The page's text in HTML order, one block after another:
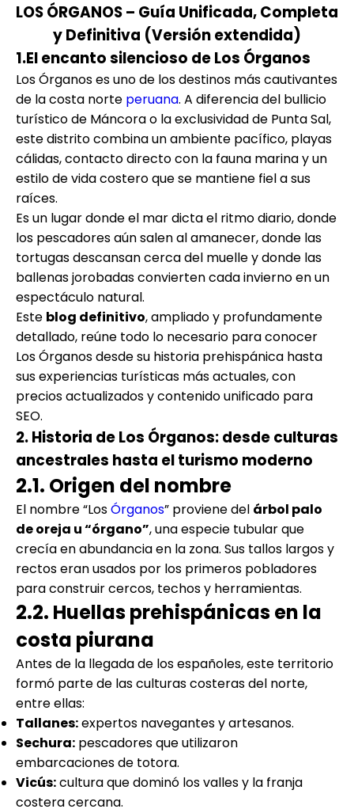
LOS ÓRGANOS – Guía Unificada, Completa
y Definitiva (Versión extendida)
1.El encanto silencioso de Los Órganos
Los Órganos es uno de los destinos más cautivantes
de la costa norte peruana. A diferencia del bullicio
turístico de Máncora o la exclusividad de Punta Sal,
este distrito combina un ambiente pacífico, playas
cálidas, contacto directo con la fauna marina y un
estilo de vida costero que se mantiene fiel a sus
raíces.
Es un lugar donde el mar dicta el ritmo diario, donde
los pescadores aún salen al amanecer, donde las
tortugas descansan cerca del muelle y donde las
ballenas jorobadas convierten cada invierno en un
espectáculo natural.
Este blog definitivo, ampliado y profundamente
detallado, reúne todo lo necesario para conocer
Los Órganos desde su historia prehispánica hasta
sus experiencias turísticas más actuales, con
precios actualizados y contenido unificado para
SEO.
2. Historia de Los Órganos: desde culturas
ancestrales hasta el turismo moderno
2.1. Origen del nombre
El nombre “LosÓrganos” proviene del árbol palo
de oreja u “órgano”, una especie tubular que
crecía en abundancia en la zona. Sus tallos largos y
rectos eran usados por los primeros pobladores
para construir cercos, techos y herramientas.
2.2. Huellas prehispánicas en la
costa piurana
Antes de la llegada de los españoles, este territorio
formó parte de las culturas costeras del norte,
entre ellas:
Tallanes:expertos navegantes y artesanos.
Sechura: pescadores que utilizaron
embarcaciones de totora.
Vicús:cultura que dominó los valles y la franja
costera cercana.